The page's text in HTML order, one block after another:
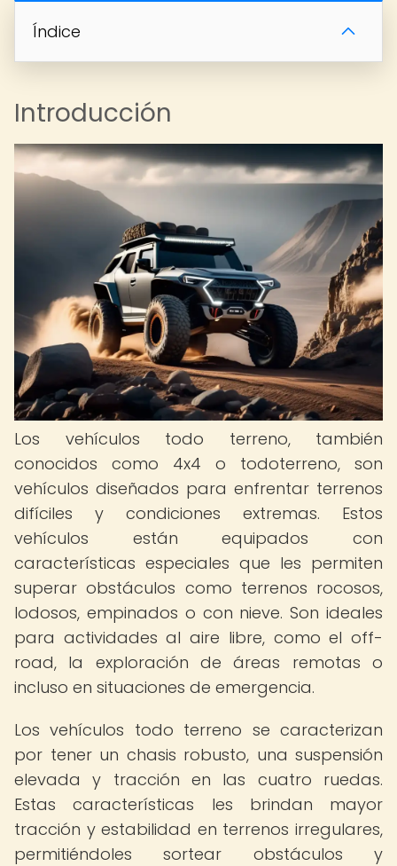
Índice
Introducción
Los vehículos todo terreno, también
conocidos como 4x4 o todoterreno, son
vehículos diseñados para enfrentar terrenos
difíciles y condiciones extremas. Estos
vehículos están equipados con
características especiales que les permiten
superar obstáculos como terrenos rocosos,
lodosos, empinados o con nieve. Son ideales
para actividades al aire libre, como el off-
road, la exploración de áreas remotas o
incluso en situaciones de emergencia.
Los vehículos todo terreno se caracterizan
por tener un chasis robusto, una suspensión
elevada y tracción en las cuatro ruedas.
Estas características les brindan mayor
tracción y estabilidad en terrenos irregulares,
permitiéndoles sortear obstáculos y